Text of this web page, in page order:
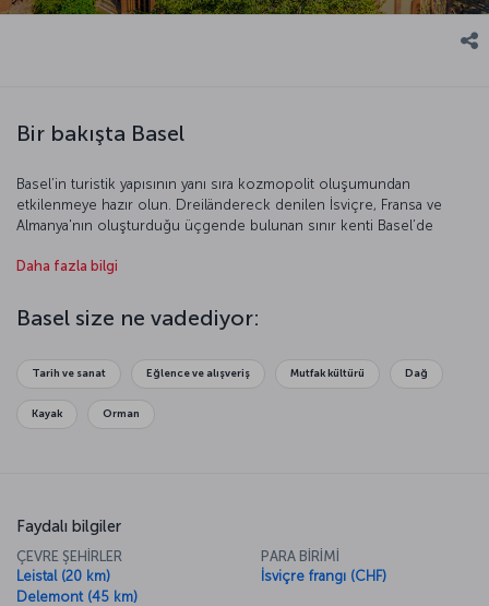
Bir bakışta Basel
Basel’in turistik yapısının yanı sıra kozmopolit oluşumundan
etkilenmeye hazır olun. Dreiländereck denilen İsviçre, Fransa ve
Almanya'nın oluşturduğu üçgende bulunan sınır kenti Basel’de
yükselen Basel, muhteşem kent manzarası, modern mimarisi, tarih
Daha fazla bilgi
Basel size ne vadediyor:
Tarih ve sanat Eğlence ve alışveriş Mutfak kültürü Dağ
Kayak Orman
Faydalı bilgiler
ÇEVRE ŞEHİRLER
Leistal (20 km)
Delemont (45 km)
PARA BİRİMİ
İsviçre frangı (CHF)